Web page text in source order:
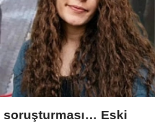
soruşturması… Eski